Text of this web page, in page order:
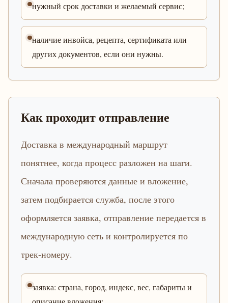
нужный срок доставки и желаемый сервис;
наличие инвойса, рецепта, сертификата или
других документов, если они нужны.
Как проходит отправление
Доставка в международный маршрут
понятнее, когда процесс разложен на шаги.
Сначала проверяются данные и вложение,
затем подбирается служба, после этого
оформляется заявка, отправление передается в
международную сеть и контролируется по
трек-номеру.
заявка: страна, город, индекс, вес, габариты и